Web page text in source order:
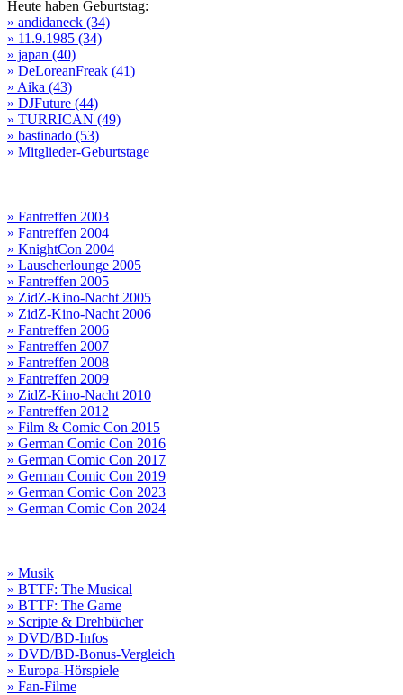
Heute haben Geburtstag:
» andidaneck (34)
» 11.9.1985 (34)
» japan (40)
» DeLoreanFreak (41)
» Aika (43)
» DJFuture (44)
» TURRICAN (49)
» bastinado (53)
» Mitglieder-Geburtstage
» Fantreffen 2003
» Fantreffen 2004
» KnightCon 2004
» Lauscherlounge 2005
» Fantreffen 2005
» ZidZ-Kino-Nacht 2005
» ZidZ-Kino-Nacht 2006
» Fantreffen 2006
» Fantreffen 2007
» Fantreffen 2008
» Fantreffen 2009
» ZidZ-Kino-Nacht 2010
» Fantreffen 2012
» Film & Comic Con 2015
» German Comic Con 2016
» German Comic Con 2017
» German Comic Con 2019
» German Comic Con 2023
» German Comic Con 2024
» Musik
» BTTF: The Musical
» BTTF: The Game
» Scripte & Drehbücher
» DVD/BD-Infos
» DVD/BD-Bonus-Vergleich
» Europa-Hörspiele
» Fan-Filme